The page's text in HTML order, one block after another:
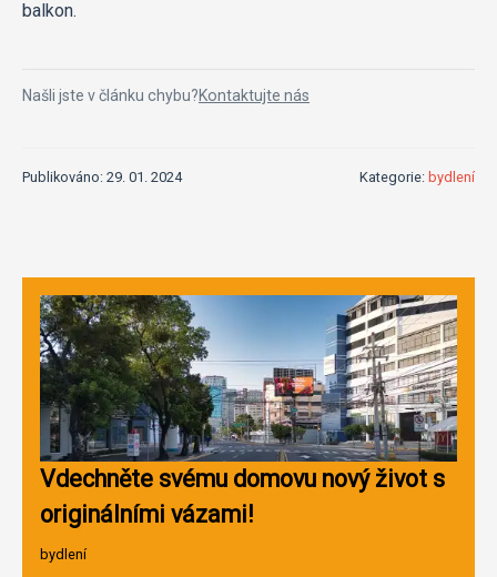
balkon.
Našli jste v článku chybu?Kontaktujte nás
Publikováno: 29. 01. 2024 Kategorie: bydlení
Vdechněte svému domovu nový život s
originálními vázami!
bydlení